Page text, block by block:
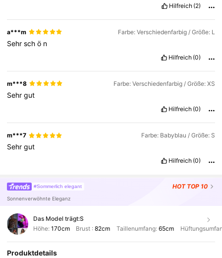
Hilfreich (2)
a***m Farbe: Verschiedenfarbig / Größe: L
Sehrschö n
Hilfreich (0)
m***8 Farbe: Verschiedenfarbig / Größe: XS
Sehrgut
Hilfreich (0)
m***7 Farbe: Babyblau / Größe: S
Sehrgut
Hilfreich (0)
#Sommerlich elegant HOT TOP 10
Sonnenverwöhnte Eleganz
Das Model trägt:S
Höhe: 170cm Brust :82cm Taillenumfang: 65cm
Produktdetails